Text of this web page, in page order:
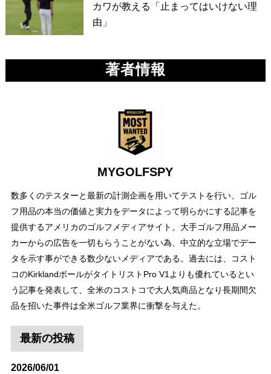
カワが教える「止まってはいけない理
由」
著者情報
MYGOLFSPY
数多くのテスターと最新の計測企画を用いてテストを行い、ゴル
フ用品の本当の価値と実力をデータによって明らかにする記事を
提供するアメリカのゴルフメディアサイト。大手ゴルフ用品メー
カーからの広告を一切もらうことがない為、中立的な立場でデー
タを示す事ができる数少ないメディアである。過去には、コスト
コのKirklandボールがタイトリストPro V1よりも優れているとい
う記事を発表して、全米のコストコで大人気商品となり長期間欠
品を招いた事件は全米ゴルフ業界に衝撃を与えた。
最新の投稿
2026/06/01